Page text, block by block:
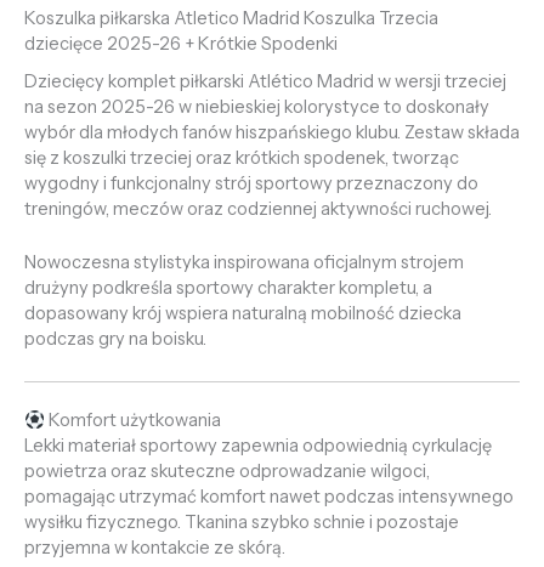
Koszulka piłkarska Atletico Madrid Koszulka Trzecia
dziecięce 2025-26 + Krótkie Spodenki
Dziecięcy komplet piłkarski Atlético Madrid w wersji trzeciej
na sezon 2025-26 w niebieskiej kolorystyce to doskonały
wybór dla młodych fanów hiszpańskiego klubu. Zestaw składa
się z koszulki trzeciej oraz krótkich spodenek, tworząc
wygodny i funkcjonalny strój sportowy przeznaczony do
treningów, meczów oraz codziennej aktywności ruchowej.
Nowoczesna stylistyka inspirowana oficjalnym strojem
drużyny podkreśla sportowy charakter kompletu, a
dopasowany krój wspiera naturalną mobilność dziecka
podczas gry na boisku.
Komfort użytkowania
Lekki materiał sportowy zapewnia odpowiednią cyrkulację
powietrza oraz skuteczne odprowadzanie wilgoci,
pomagając utrzymać komfort nawet podczas intensywnego
wysiłku fizycznego. Tkanina szybko schnie i pozostaje
przyjemna w kontakcie ze skórą.